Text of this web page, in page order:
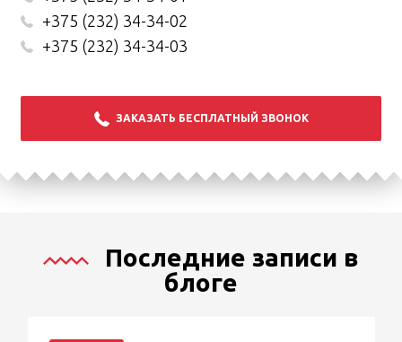
+375 (232) 34-34-02
+375 (232) 34-34-03
ЗАКАЗАТЬ БЕСПЛАТНЫЙ ЗВОНОК
Последние записи в
блоге